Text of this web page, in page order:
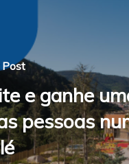
e ganhe
pessoas